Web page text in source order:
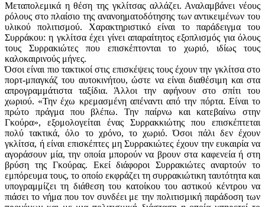
Μεταπολεμικά η θέση της γκλίτσας αλλάζει. Αναλαμβάνει νέους
ρόλους στο πλαίσιο της ανανοηματοδότησης των αντικειμένων του
υλικού πολιτισμού. Χαρακτηριστικό είναι το παράδειγμα του
Συρράκου: η γκλίτσα έχει γίνει απαραίτητος εξοπλισμός για όλους
τους Συρρακιώτες που επισκέπτονται το χωριό, ιδίως τους
καλοκαιρινούς μήνες.
Όσοι είναι πιο τακτικοί στις επισκέψεις τους έχουν την γκλίτσα στο
πορτ-μπαγκάζ του αυτοκινήτου, ώστε να είναι διαθέσιμη και στα
απρογραμμάτιστα ταξίδια. Άλλοι την αφήνουν στο σπίτι του
χωριού. «Την έχω κρεμασμένη απέναντι από την πόρτα. Είναι το
πρώτο πράγμα που βλέπω. Την παίρνω και κατεβαίνω στην
Γκούρα», εξομολογείται ένας Συρρακκιώτης που επισκέπτεται
πολύ τακτικά, όλο το χρόνο, το χωριό. Όσοι πάλι δεν έχουν
γκλίτσα, ή είναι επισκέπτες μη Συρρακιώτες έχουν την ευκαιρία να
αγοράσουν μία, την οποία μπορούν να βρουν στα καφενεία ή στη
βρύση της Γκούρας. Εκεί διάφοροι Συρρακιώτες αναρτούν το
εμπόρευμα τους, το οποίο εκφράζει τη συρρακιώτικη ταυτότητα και
υπογραμμίζει τη διάθεση του κατοίκου του αστικού κέντρου να
πιάσει το νήμα που τον συνδέει με την πολιτισμική παράδοση των